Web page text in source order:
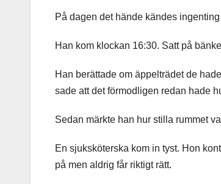
På dagen det hände kändes
Han kom klockan 16:30. Satt på
Han berättade om äppelträdet de
sade att det förmodligen redan hade
Sedan märkte han hur stilla rummet
En sjuksköterska kom in tyst. Hon
på men aldrig får riktigt rätt.